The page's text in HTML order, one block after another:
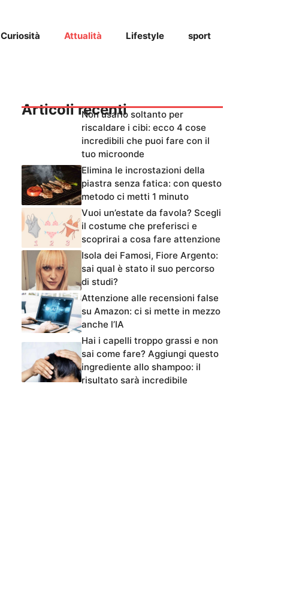
Curiosità Attualità Lifestyle sport
Articoli recentiNon usarlo soltanto per
riscaldare i cibi: ecco 4 cose
incredibili che puoi fare con il
tuo microonde
Elimina le incrostazioni della
piastra senza fatica: con questo
metodo ci metti 1 minuto
Vuoi un’estate da favola? Scegli
il costume che preferisci e
scoprirai a cosa fare attenzione
Isola dei Famosi, Fiore Argento:
sai qual è stato il suo percorso
di studi?
Attenzione alle recensioni false
su Amazon: ci si mette in mezzo
anche l’IA
Hai i capelli troppo grassi e non
sai come fare? Aggiungi questo
ingrediente allo shampoo: il
risultato sarà incredibile